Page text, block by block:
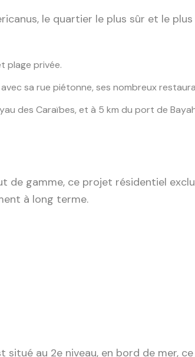
le quartier le plus sûr et le
plage privée.
sa rue piétonne, ses nombreux
des Caraïbes, et à 5 km du port de
de gamme, ce projet résidentiel
à long terme.
au 2e niveau, en bord de mer,